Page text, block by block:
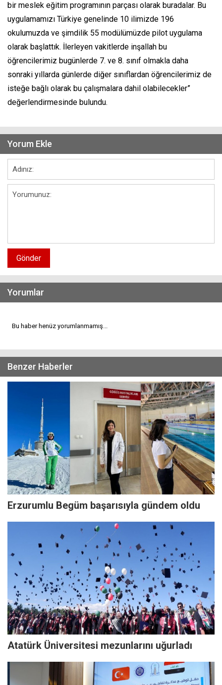
bir meslek eğitim programının parçası olarak buradalar. Bu
uygulamamızı Türkiye genelinde 10 ilimizde 196
okulumuzda ve şimdilik 55 modülümüzde pilot uygulama
olarak başlattık. İlerleyen vakitlerde inşallah bu
öğrencilerimiz bugünlerde 7. ve 8. sınıf olmakla daha
sonraki yıllarda günlerde diğer sınıflardan öğrencilerimiz de
isteğe bağlı olarak bu çalışmalara dahil olabilecekler”
değerlendirmesinde bulundu.
Yorum Ekle
Gönder
Yorumlar
Bu haber henüz yorumlanmamış...
Benzer Haberler
Erzurumlu Begüm başarısıyla gündem oldu
Atatürk Üniversitesi mezunlarını uğurladı